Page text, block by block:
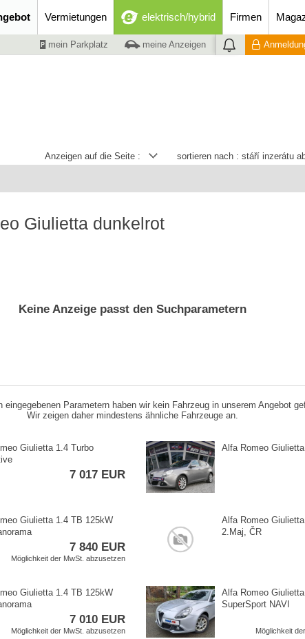
Vermietungen elektrisch/hybrid Firmen
mein Parkplatz meine Anzeigen
sortieren nach : stáří inzerátu
Anzeigen auf die Seite :
Giulietta dunkelrot
Keine Anzeige passt den Suchparametern
eingegebenen Parametern haben wir kein Fahrzeug in unserem Angebot
Wir zeigen daher mindestens ähnliche Fahrzeuge an.
Giulietta 1.4 Turbo
7 017 EUR
Alfa Romeo
Giulietta 1.4 TB 125kW
7 840 EUR
Möglichkeit der MwSt. abzusetzen
Alfa Romeo
2.Maj,​ ČR
Giulietta 1.4 TB 125kW
7 010 EUR
Möglichkeit der MwSt. abzusetzen
Alfa Romeo
SuperSport NAVI
Möglichkeit